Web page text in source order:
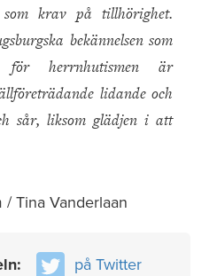
krav på tillhörighet.
bekännelsen som
för herrnhutismen är
lidande och
sår, liksom glädjen i att
Tina Vanderlaan
på Twitter